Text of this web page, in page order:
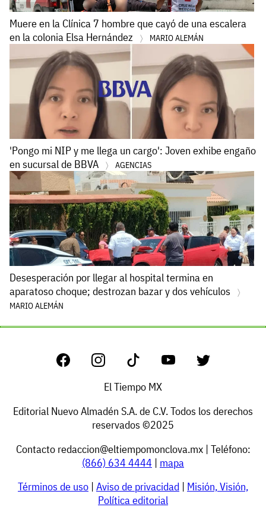
Muere en la Clínica 7 hombre que cayó de una escalera
en la colonia Elsa Hernández
MARIO ALEMÁN
'Pongo mi NIP y me llega un cargo': Joven exhibe engaño
en sucursal de BBVA
AGENCIAS
Desesperación por llegar al hospital termina en
aparatoso choque; destrozan bazar y dos vehículos
MARIO ALEMÁN
El Tiempo MX
Editorial Nuevo Almadén S.A. de C.V. Todos los derechos
reservados ©2025
Contacto redaccion@eltiempomonclova.mx| Teléfono:
(866) 634 4444 | mapa
Términos de uso | Aviso de privacidad | Misión, Visión,
Política editorial